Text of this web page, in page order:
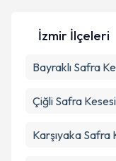
Metni'ni
İzmir İlçeleri
Bayraklı Safra
Çiğli Safra
Karşıyaka Safra